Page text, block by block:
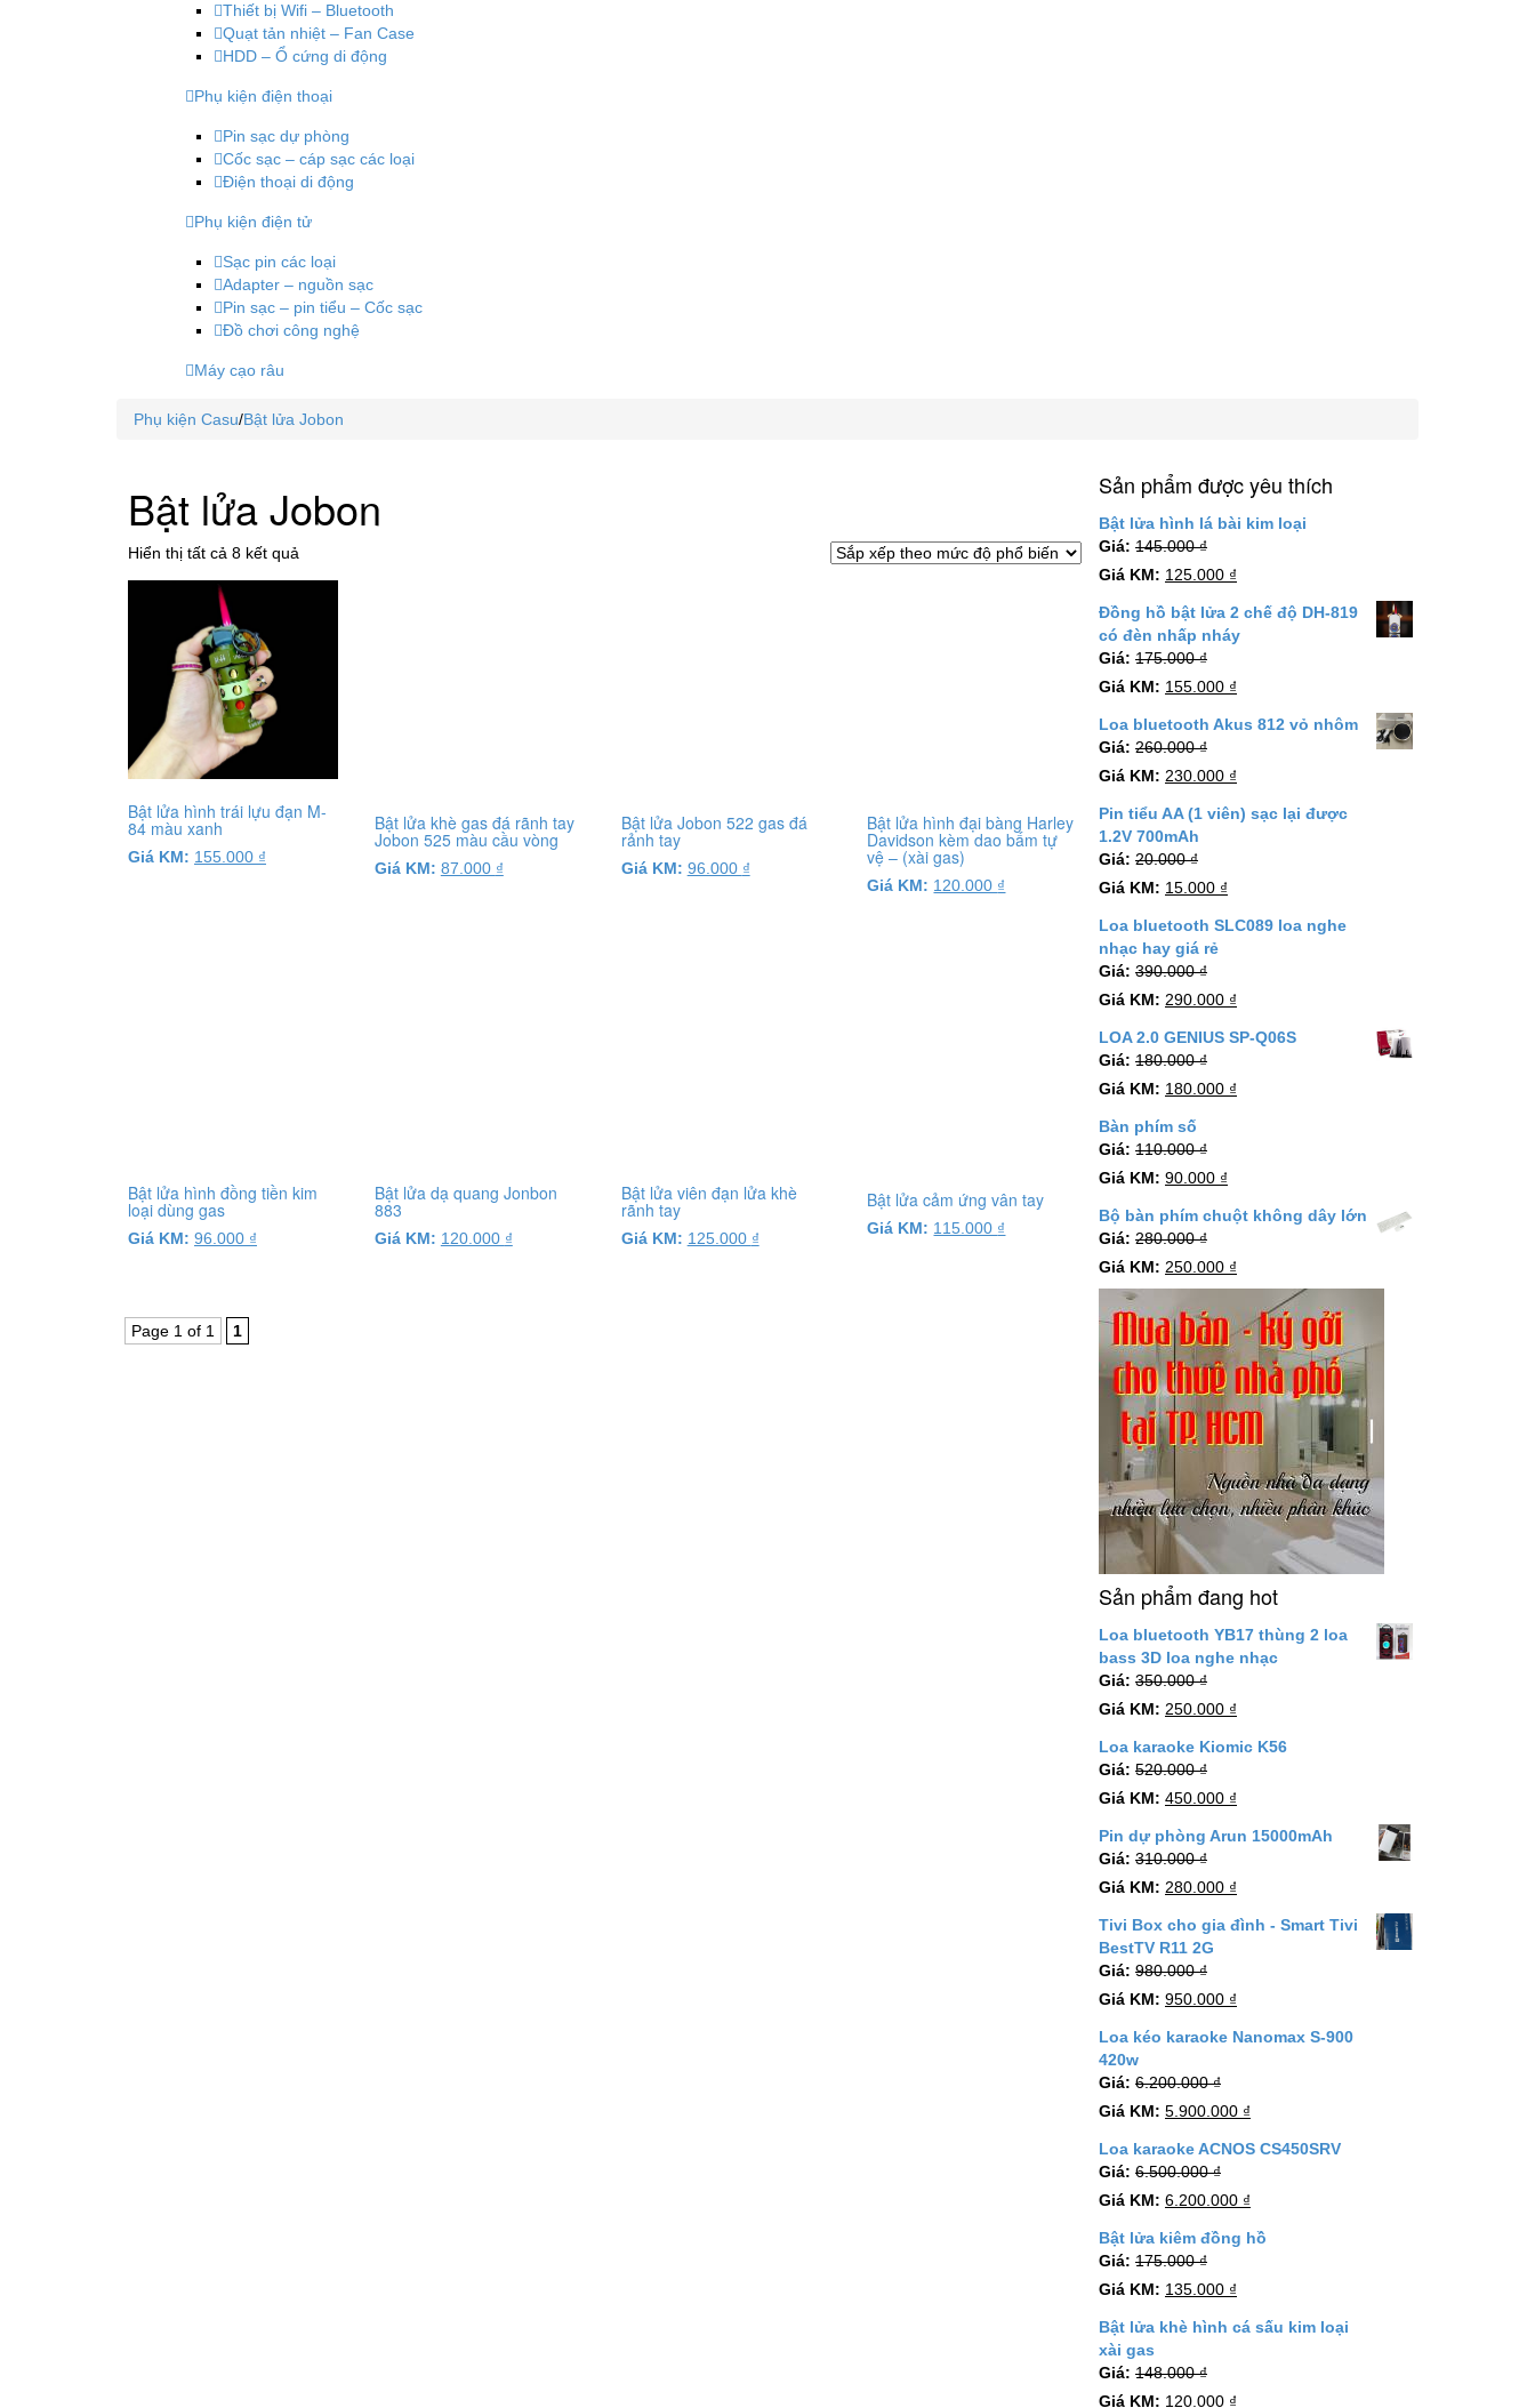
Thiết bị Wifi – Bluetooth
Quạt tản nhiệt – Fan Case
HDD – Ổ cứng di động
Phụ kiện điện thoại
Pin sạc dự phòng
Cốc sạc – cáp sạc các loại
Điện thoại di động
Phụ kiện điện tử
Sạc pin các loại
Adapter – nguồn sạc
Pin sạc – pin tiểu – Cốc sạc
Đồ chơi công nghệ
Máy cạo râu
Phụ kiện Casu/Bật lửa Jobon
Bật lửa Jobon
Hiển thị tất cả 8 kết quả
Bật lửa hình trái lựu đạn M-
84 màu xanh
Giá KM: 155.000 ₫
Bật lửa khè gas đá rãnh tay
Jobon 525 màu cầu vòng
Giá KM: 87.000 ₫
Bật lửa Jobon 522 gas đá
rảnh tay
Giá KM: 96.000 ₫
Bật lửa hình đại bàng Harley
Davidson kèm dao bấm tự
vệ – (xài gas)
Giá KM: 120.000 ₫
Bật lửa hình đồng tiền kim
loại dùng gas
Giá KM: 96.000 ₫
Bật lửa dạ quang Jonbon
883
Giá KM: 120.000 ₫
Bật lửa viên đạn lửa khè
rãnh tay
Giá KM: 125.000 ₫
Bật lửa cảm ứng vân tay
Giá KM: 115.000 ₫
Page 1 of 1 1
Sản phẩm được yêu thích
Bật lửa hình lá bài kim loại
Giá: 145.000₫
Giá KM: 125.000 ₫
Đồng hồ bật lửa 2 chế độ DH-819
có đèn nhấp nháy
Giá: 175.000₫
Giá KM: 155.000 ₫
Loa bluetooth Akus 812 vỏ nhôm
Giá: 260.000₫
Giá KM: 230.000 ₫
Pin tiểu AA (1 viên) sạc lại được
1.2V 700mAh
Giá: 20.000₫
Giá KM: 15.000 ₫
Loa bluetooth SLC089 loa nghe
nhạc hay giá rẻ
Giá: 390.000₫
Giá KM: 290.000 ₫
LOA 2.0 GENIUS SP-Q06S
Giá: 180.000₫
Giá KM: 180.000 ₫
Bàn phím số
Giá: 110.000₫
Giá KM: 90.000 ₫
Bộ bàn phím chuột không dây lớn
Giá: 280.000₫
Giá KM: 250.000 ₫
Sản phẩm đang hot
Loa bluetooth YB17 thùng 2 loa
bass 3D loa nghe nhạc
Giá: 350.000₫
Giá KM: 250.000 ₫
Loa karaoke Kiomic K56
Giá: 520.000₫
Giá KM: 450.000 ₫
Pin dự phòng Arun 15000mAh
Giá: 310.000₫
Giá KM: 280.000 ₫
Tivi Box cho gia đình - Smart Tivi
BestTV R11 2G
Giá: 980.000₫
Giá KM: 950.000 ₫
Loa kéo karaoke Nanomax S-900
420w
Giá: 6.200.000₫
Giá KM: 5.900.000 ₫
Loa karaoke ACNOS CS450SRV
Giá: 6.500.000₫
Giá KM: 6.200.000 ₫
Bật lửa kiêm đồng hồ
Giá: 175.000₫
Giá KM: 135.000 ₫
Bật lửa khè hình cá sấu kim loại
xài gas
Giá: 148.000₫
Giá KM: 120.000 ₫